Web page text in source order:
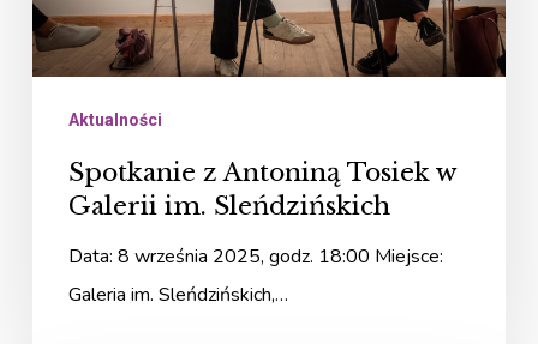
im.
Sleńdzińskich
Aktualności
Spotkanie z Antoniną Tosiek w
Galerii im. Sleńdzińskich
Data: 8 września 2025, godz. 18:00 Miejsce:
Galeria im. Sleńdzińskich,…